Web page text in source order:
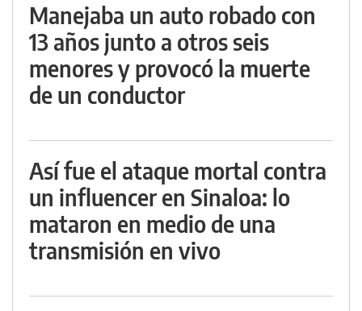
Manejaba un auto robado con
13 años junto a otros seis
menores y provocó la muerte
de un conductor
Así fue el ataque mortal contra
un influencer en Sinaloa: lo
mataron en medio de una
transmisión en vivo